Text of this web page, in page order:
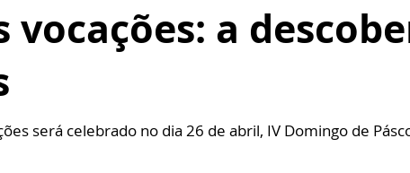
vocações: a
será celebrado no dia 26 de abril, IV Domingo de